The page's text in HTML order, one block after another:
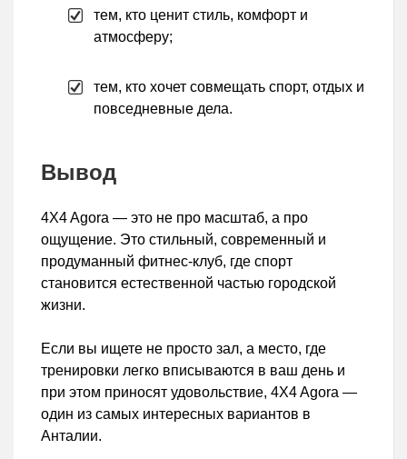
тем, кто ценит стиль, комфорт и
атмосферу;
тем, кто хочет совмещать спорт, отдых и
повседневные дела.
Вывод
4X4 Agora — это не про масштаб, а про
ощущение. Это стильный, современный и
продуманный фитнес-клуб, где спорт
становится естественной частью городской
жизни.
Если вы ищете не просто зал, а место, где
тренировки легко вписываются в ваш день и
при этом приносят удовольствие, 4X4 Agora —
один из самых интересных вариантов в
Анталии.